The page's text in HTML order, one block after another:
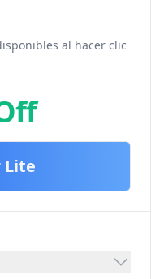
al hacer clic
Lite